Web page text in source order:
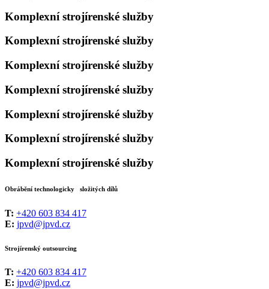
Komplexní strojírenské služby
Komplexní strojírenské služby
Komplexní strojírenské služby
Komplexní strojírenské služby
Komplexní strojírenské služby
Komplexní strojírenské služby
Komplexní strojírenské služby
Obrábění technologicky složitých dílů
T: +420 603 834 417
E: jpvd@jpvd.cz
Strojírenský outsourcing
T: +420 603 834 417
E: jpvd@jpvd.cz